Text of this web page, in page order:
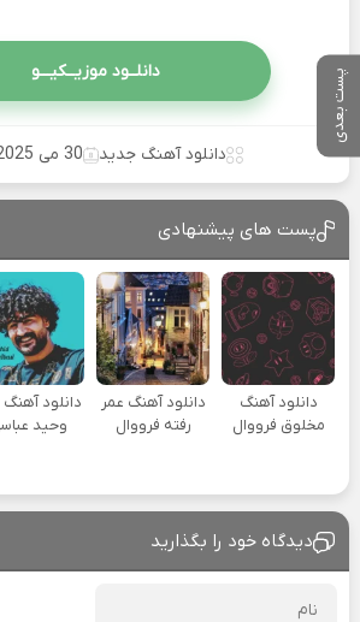
پست بعدی دانلــود موزیــکیـــو
دانلود آهنگ جدید 30 می 2025
پست های پیشنهادی
دانلود آهنگ
مخلوق فرووال
دانلود آهنگ عمر
رفته فرووال
دانلود آهنگ
وحید
دیدگاه خود را بگذارید